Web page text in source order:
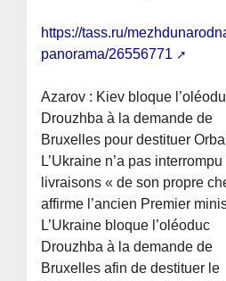
https://tass.ru/
panorama/26556771
Azarov : Kiev bloque
Drouzhba à la demande de
Bruxelles pour destituer
L’Ukraine n’a pas
livraisons « de son propre
affirme l’ancien Premier
L’Ukraine bloque l’oléoduc
Drouzhba à la demande de
Bruxelles afin de destituer le